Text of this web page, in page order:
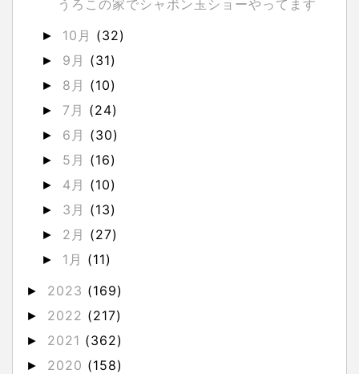
うろこの家でシャボン玉ショーやってます
► 10月 (32)
► 9月 (31)
► 8月 (10)
► 7月 (24)
► 6月 (30)
► 5月 (16)
► 4月 (10)
► 3月 (13)
► 2月 (27)
► 1月 (11)
► 2023 (169)
► 2022 (217)
► 2021 (362)
► 2020 (158)